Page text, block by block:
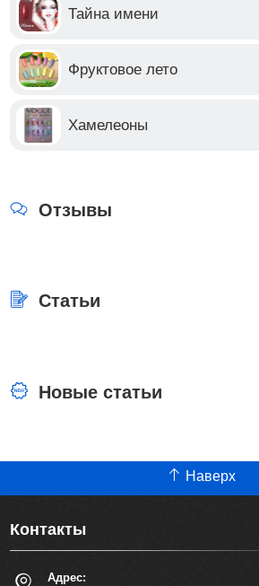
Тайна имени
Фруктовое лето
Хамелеоны
Отзывы
Статьи
Новые статьи
Наверх
Контакты
Адрес: